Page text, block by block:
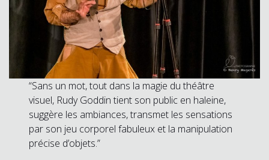
“Sans un mot, tout dans la magie du théâtre
visuel, Rudy Goddin tient son public en haleine,
suggère les ambiances, transmet les sensations
par son jeu corporel fabuleux et la manipulation
précise d’objets.”